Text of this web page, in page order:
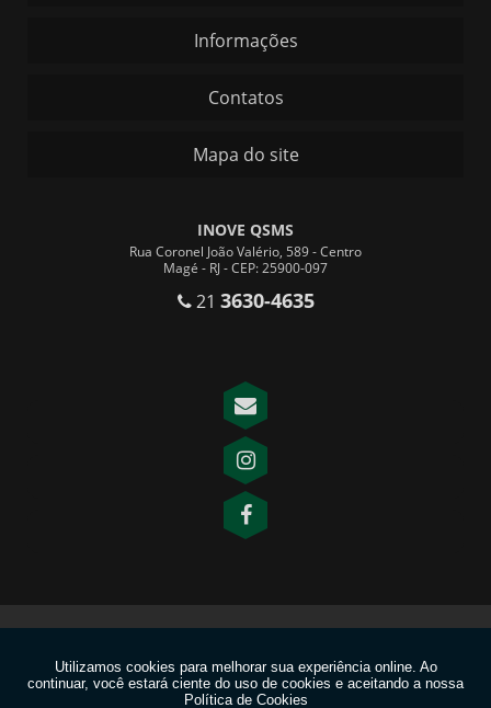
Informações
Contatos
Mapa do site
INOVE QSMS
Rua Coronel João Valério, 589 - Centro
Magé - RJ - CEP: 25900-097
21 3630-4635
W3C